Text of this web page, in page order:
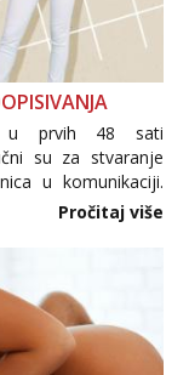
u prvih 48 sati
su za stvaranje
u komunikaciji.
ili intimnih
nije zaslužila to
Pročitaj više